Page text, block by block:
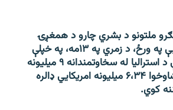
ملتونو د بشري چارو د همغږۍ
دفتر (اوچا) د سې ‌شنبې په ورځ، د زمري په ۱۳مه، په خپلې
اېکسپاڼه کې لیکلي چې د استرالیا له سخاوتمندانه ۹ میلیونه
استرالیايي ډالرو چې شاوخوا ۶،۳۴ میلیونه امریکايي ډالره
کوي.